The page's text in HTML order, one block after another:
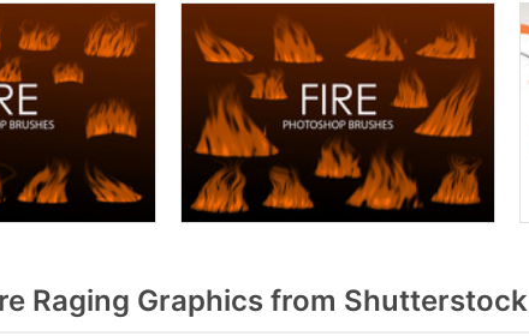
Raging Graphics from Shutterstock